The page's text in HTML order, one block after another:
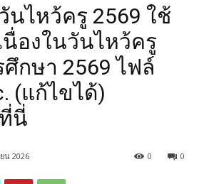
นไหว้ครู 2569 ใช้
องในวันไหว้ครู
กษา 2569 ไฟล์
(แก้ไขได้)
นี่
น 2026 0
0